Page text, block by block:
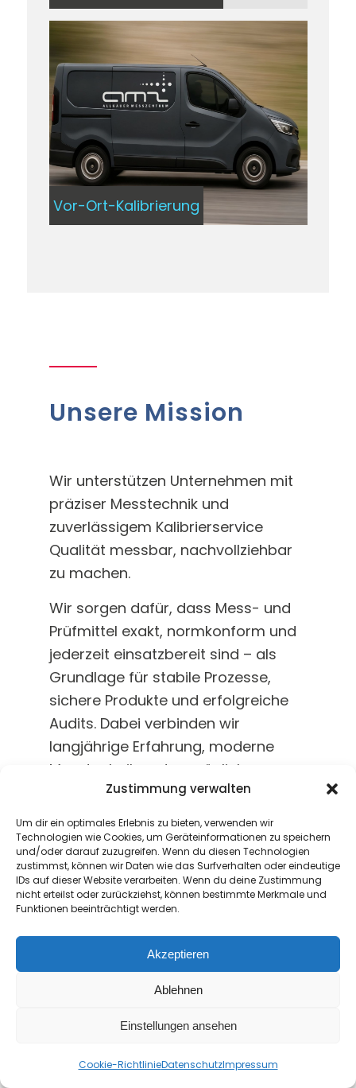
Zustimmung verwalten
Um dir ein optimales Erlebnis zu bieten, verwenden wir
Technologien wie Cookies, um Geräteinformationen zu speichern
und/oder darauf zuzugreifen. Wenn du diesen Technologien
zustimmst, können wir Daten wie das Surfverhalten oder eindeutige
IDs auf dieser Website verarbeiten. Wenn du deine Zustimmung
nicht erteilst oder zurückziehst, können bestimmte Merkmale und
Funktionen beeinträchtigt werden.
Akzeptieren
Ablehnen
Einstellungen ansehen
Cookie-RichtlinieDatenschutzImpressum
Vor-Ort-Kalibrierung
Unsere Mission
Wir unterstützen Unternehmen mit
präziser Messtechnik und
zuverlässigem Kalibrierservice
Qualität messbar, nachvollziehbar
zu machen.
Wir sorgen dafür, dass Mess- und
Prüfmittel exakt, normkonform und
jederzeit einsatzbereit sind – als
Grundlage für stabile Prozesse,
sichere Produkte und erfolgreiche
Audits. Dabei verbinden wir
langjährige Erfahrung, moderne
Messtechnik und persönliche
Betreuung zu praxisnahen
Lösungen, die sich an den realen
Anforderungen unserer Kunden
orientieren.
Als akkreditiertes Kalibrierlabor
stehen für uns Genauigkeit,
im Mittelpunkt unseres Handelns.
Gleichzeitig legen wir großen Wert
flexible Services und eine
partnerschaftliche